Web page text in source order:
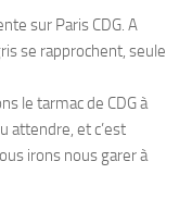
sur Paris CDG. A
se rapprochent, seule
le tarmac de CDG à
attendre, et c’est
irons nous garer à